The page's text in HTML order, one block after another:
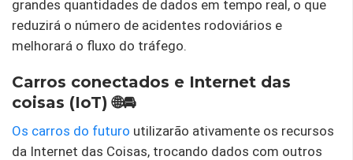
grandes quantidades de dados em tempo real, o que
reduzirá o número de acidentes rodoviários e
melhorará o fluxo do tráfego.
Carros conectados e Internet das
coisas (IoT) 🌐🚘
Os carros do futuro utilizarão ativamente os recursos
da Internet das Coisas, trocando dados com outros